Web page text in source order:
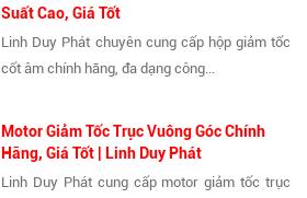
Suất Cao, Giá Tốt
Linh Duy Phát chuyên cung cấp hộp giảm tốc
cốt âm chính hãng, đa dạng công...
Motor Giảm Tốc Trục Vuông Góc Chính
Hãng, Giá Tốt | Linh Duy Phát
Linh Duy Phát cung cấp motor giảm tốc trục